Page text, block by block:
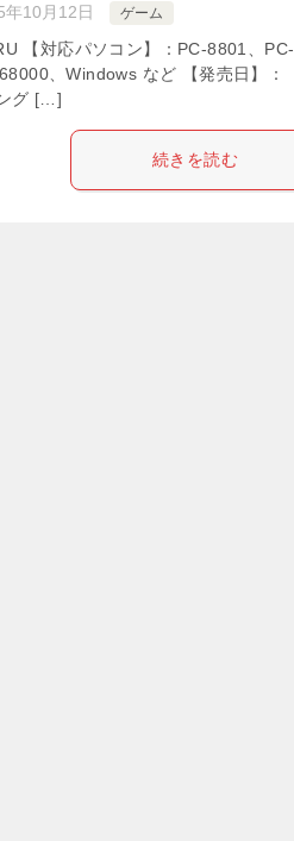
年10月12日 ゲーム
【対応パソコン】：PC-8801、PC-
、Windows など 【発売日】：
グ […]
続きを読む